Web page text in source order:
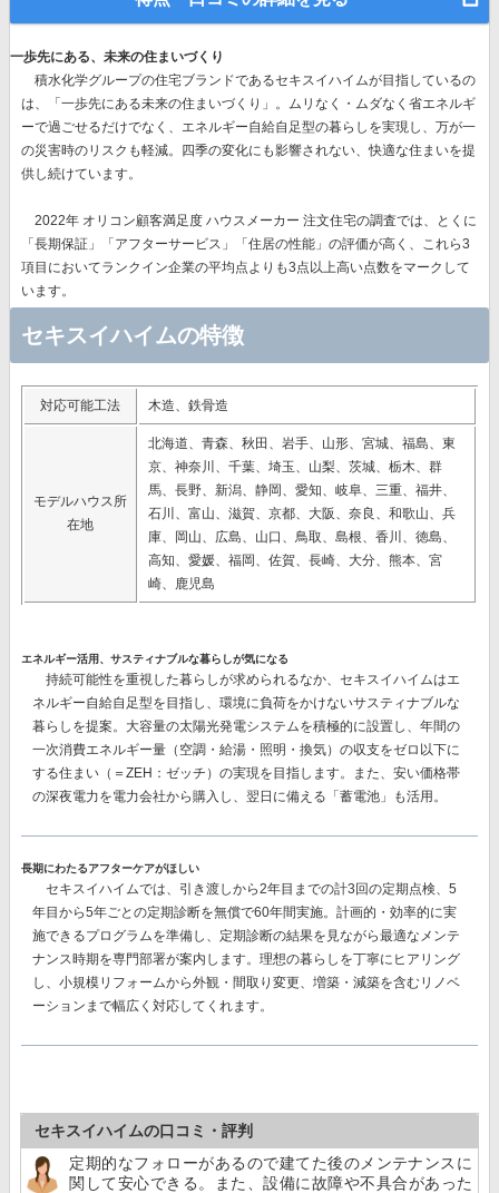
一歩先にある、未来の住まいづくり
積水化学グループの住宅ブランドであるセキスイハイムが目指しているの
は、
「一歩先にある未来の住まいづくり」。 ムリなく・ムダなく省エネルギ
ーで過ごせるだけでなく、エネルギー自給自足型の暮らしを実現し、万が一
の災害時のリスクも軽減。四季の変化にも影響されない、快適な住まいを提
供し続けています。
2022年 オリコン顧客満足度 ハウスメーカー 注文住宅の調査では、とくに
「長期保証」「アフターサービス」「住居の性能」の評価が高く、これら3
項目においてランクイン企業の平均点よりも3点以上高い点数をマークして
います。
セキスイハイムの特徴
対応可能工法 木造、鉄骨造
モデルハウス所
在地
北海道、青森、秋田、岩手、山形、宮城、福島、東
京、神奈川、千葉、埼玉、山梨、茨城、栃木、群
馬、長野、新潟、静岡、愛知、岐阜、三重、福井、
石川、富山、滋賀、京都、大阪、奈良、和歌山、兵
庫、岡山、広島、山口、鳥取、島根、香川、徳島、
高知、愛媛、福岡、佐賀、長崎、大分、熊本、宮
崎、鹿児島
エネルギー活用、サスティナブルな暮らしが気になる
持続可能性を重視した暮らしが求められるなか、セキスイハイムはエ
ネルギー自給自足型を目指し、環境に負荷をかけないサスティナブルな
暮らしを提案。大容量の太陽光発電システムを積極的に設置し、 年間の
一次消費エネルギー量（空調・給湯・照明・換気）の収支をゼロ以下に
する住まい（＝ZEH：ゼッチ）の実現を目指します。また、安い価格帯
の深夜電力を電力会社から購入し、翌日に備える 「蓄電池」 も活用。
長期にわたるアフターケアがほしい
セキスイハイムでは、 引き渡しから2年目までの計3回の定期点検、 5
年目から5年ごとの定期診断を無償で60年間実施。計画的・効率的に実
施できるプログラムを準備し、定期診断の結果を見ながら最適なメンテ
ナンス時期を専門部署が案内します。理想の暮らしを丁寧にヒアリング
し、小規模リフォームから外観・間取り変更、増築・減築を含むリノベ
ーションまで幅広く対応してくれます。
セキスイハイムの口コミ・評判
定期的なフォローがあるので建てた後のメンテナンスに
関して安心できる。また、設備に故障や不具合があった